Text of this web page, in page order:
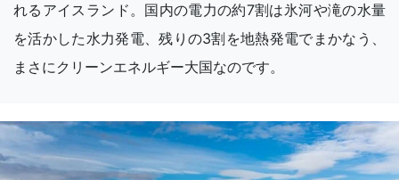
れるアイスランド。国内の電力の約7割は氷河や滝の水量
を活かした水力発電、残りの3割を地熱発電でまかなう、
まさにクリーンエネルギー大国なのです。